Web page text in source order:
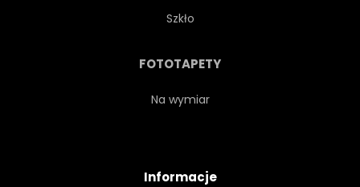
Szkło
FOTOTAPETY
Na wymiar
Informacje